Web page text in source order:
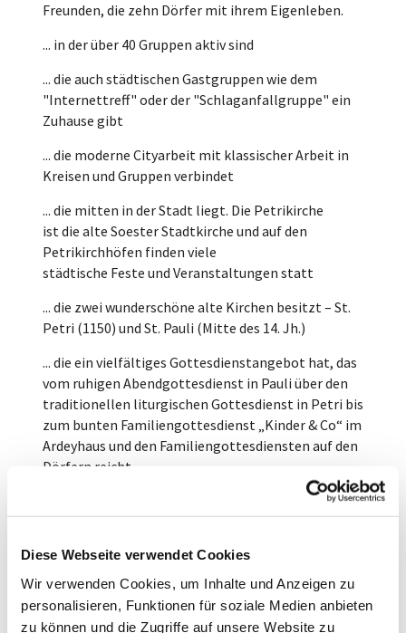
Diese Webseite verwendet Cookies
Wir verwenden Cookies, um Inhalte und Anzeigen zu
personalisieren, Funktionen für soziale Medien anbieten
zu können und die Zugriffe auf unsere Website zu
Freunden, die zehn Dörfer mit ihrem Eigenleben.
... in der über 40 Gruppen aktiv sind
... die auch städtischen Gastgruppen wie dem
"Internettreff" oder der "Schlaganfallgruppe" ein
Zuhause gibt
... die moderne Cityarbeit mit klassischer Arbeit in
Kreisen und Gruppen verbindet
... die mitten in der Stadt liegt. Die Petrikirche
ist die alte Soester Stadtkirche und auf den
Petrikirchhöfen finden viele
städtische Feste und Veranstaltungen statt
... die zwei wunderschöne alte Kirchen besitzt – St.
Petri (1150) und St. Pauli (Mitte des 14. Jh.)
... die ein vielfältiges Gottesdienstangebot hat, das
vom ruhigen Abendgottesdienst in Pauli über den
traditionellen liturgischen Gottesdienst in Petri bis
zum bunten Familiengottesdienst „Kinder & Co“ im
Ardeyhaus und den Familiengottesdiensten auf den
Dörfern reicht.
einen Wochenschlussgottesdienst samstags um
... in der in jedem Jahr ein Internationaler
Gottesdienst gefeiert wird – in vielen Sprachen und
mit Musik aus vielen Ländern